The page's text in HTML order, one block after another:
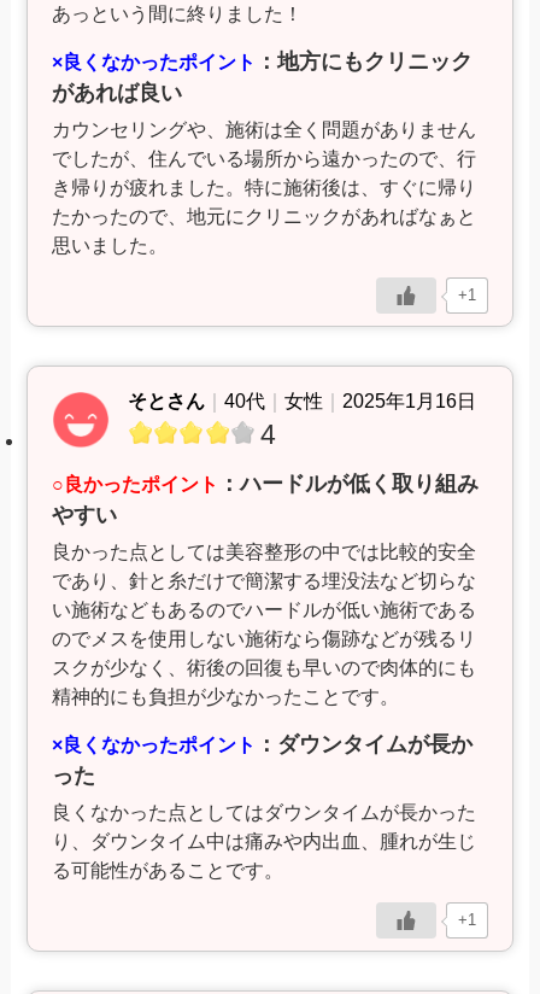
あっという間に終りました！
×良くなかったポイント
：地方にもクリニック
があれば良い
カウンセリングや、施術は全く問題がありません
でしたが、住んでいる場所から遠かったので、行
き帰りが疲れました。特に施術後は、すぐに帰り
たかったので、地元にクリニックがあればなぁと
思いました。
+1
そとさん ｜40代 ｜女性 ｜ 2025年1月16日
4
○良かったポイント
：ハードルが低く取り組み
やすい
良かった点としては美容整形の中では比較的安全
であり、針と糸だけで簡潔する埋没法など切らな
い施術などもあるのでハードルが低い施術である
のでメスを使用しない施術なら傷跡などが残るリ
スクが少なく、術後の回復も早いので肉体的にも
精神的にも負担が少なかったことです。
×良くなかったポイント
：ダウンタイムが長か
った
良くなかった点としてはダウンタイムが長かった
り、ダウンタイム中は痛みや内出血、腫れが生じ
る可能性があることです。
+1